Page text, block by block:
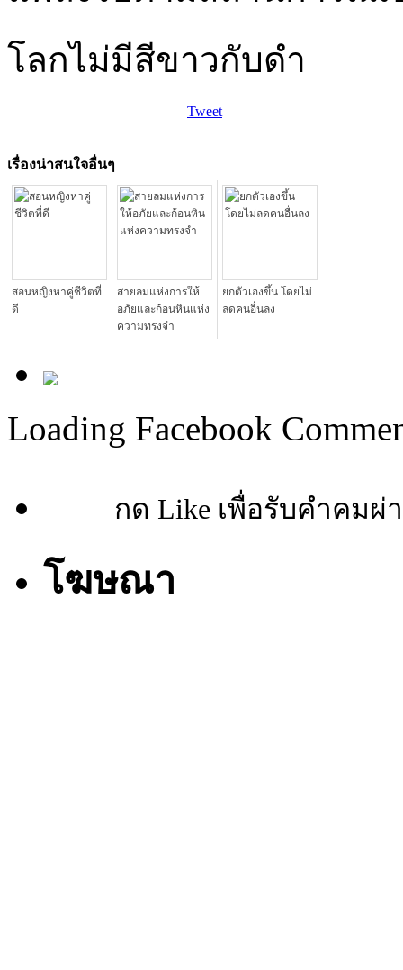
โลกไม่มีสีขาวกับดำ
Tweet
เรื่องน่าสนใจอื่นๆ
สอนหญิงหาคู่ชีวิตที่
ดี
สายลมแห่งการให้
อภัยและก้อนหินแห่ง
ความทรงจำ
ยกตัวเองขึ้น โดยไม่
ลดคนอื่นลง
Loading Facebook
กด Like เพื่อรับคำคมผ่า
โฆษณา